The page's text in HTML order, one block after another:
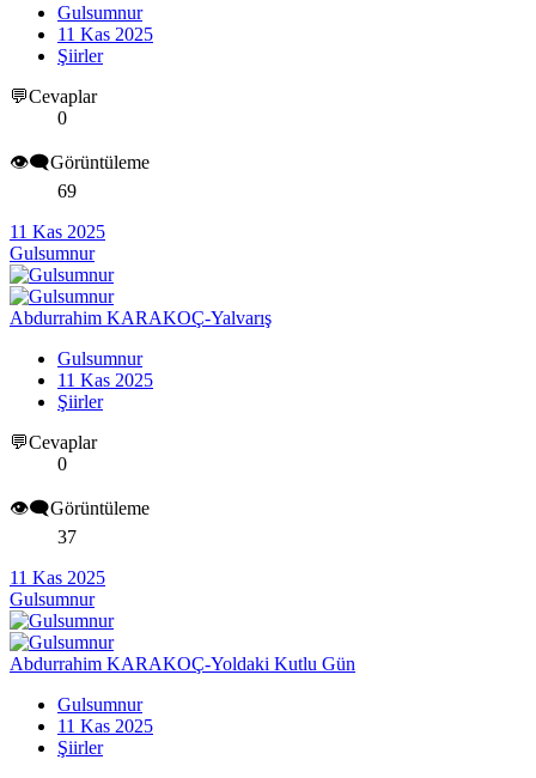
Gulsumnur
11 Kas 2025
Şiirler
💬Cevaplar
0
👁️‍🗨️Görüntüleme
69
11 Kas 2025
Gulsumnur
Abdurrahim KARAKOÇ-Yalvarış
Gulsumnur
11 Kas 2025
Şiirler
💬Cevaplar
0
👁️‍🗨️Görüntüleme
37
11 Kas 2025
Gulsumnur
Abdurrahim KARAKOÇ-Yoldaki Kutlu Gün
Gulsumnur
11 Kas 2025
Şiirler